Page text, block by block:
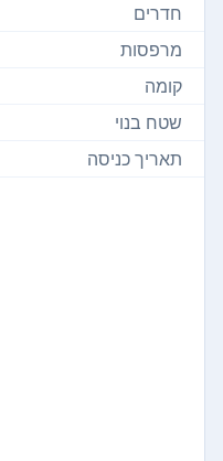
חדרים
מרפסות
קומה
שטח בנוי
תאריך כניסה